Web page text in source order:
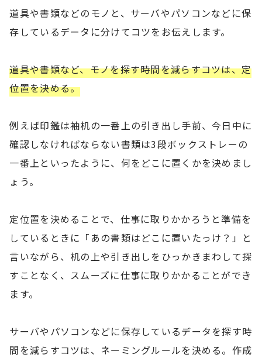
道具や書類などのモノと、サーバやパソコンなどに保
存しているデータに分けてコツをお伝えします。
道具や書類など、モノを探す時間を減らすコツは、定
位置を決める。
例えば印鑑は袖机の一番上の引き出し手前、今日中に
確認しなければならない書類は3段ボックストレーの
一番上といったように、何をどこに置くかを決めまし
ょう。
定位置を決めることで、仕事に取りかかろうと準備を
しているときに「あの書類はどこに置いたっけ？」と
言いながら、机の上や引き出しをひっかきまわして探
すことなく、スムーズに仕事に取りかかることができ
ます。
サーバやパソコンなどに保存しているデータを探す時
間を減らすコツは、ネーミングルールを決める。作成